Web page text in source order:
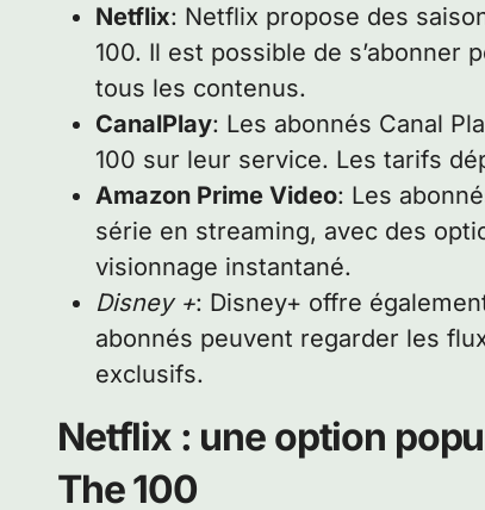
Netflix: Netflix propose des
100. Il est possible de s’abonner
tous les contenus.
CanalPlay: Les abonnés Canal
100 sur leur service. Les tarifs
Amazon Prime Video: Les
série en streaming, avec des
visionnage instantané.
Disney +: Disney+ offre
abonnés peuvent regarder les
exclusifs.
Netflix : une option
The 100